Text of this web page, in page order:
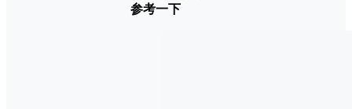
参考一下